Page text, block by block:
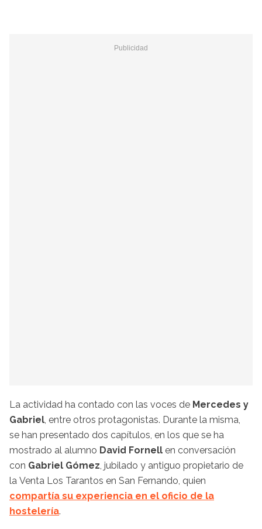
La actividad ha contado con las voces de Mercedes y
Gabriel , entre otros protagonistas. Durante la misma,
se han presentado dos capítulos, en los que se ha
mostrado al alumno David Fornell en conversación
con Gabriel Gómez , jubilado y antiguo propietario de
la Venta Los Tarantos en San Fernando, quien
compartía su experiencia en el oficio de la
hostelería.